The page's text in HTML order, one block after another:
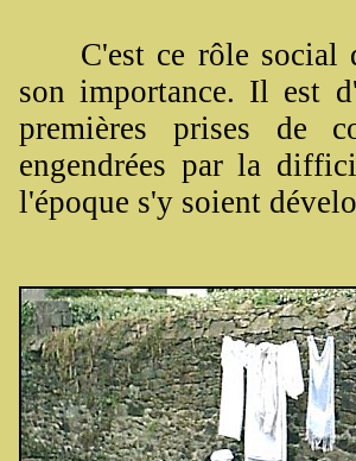
C'est ce rôle social
son importance. Il est
premières prises de
engendrées par la
l'époque s'y soient